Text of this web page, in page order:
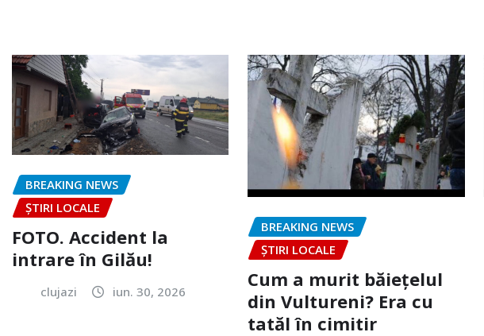
BREAKING NEWS
ȘTIRI LOCALE
FOTO. Accident la
intrare în Gilău!
clujazi iun. 30, 2026
BREAKING NEWS
ȘTIRI LOCALE
Cum a murit băiețelul
din Vultureni? Era cu
tatăl în cimitir